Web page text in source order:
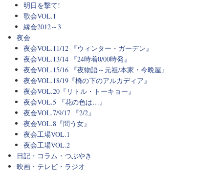
明日を撃て!
歌会VOL.1
縁会2012～3
夜会
夜会VOL.11/12 『ウィンター・ガーデン』
夜会VOL.13/14 『24時着0/00時発』
夜会VOL.15/16 『夜物語～元祖/本家・今晩屋』
夜会VOL.18/19『橋の下のアルカディア』
夜会VOL.20『リトル・トーキョー』
夜会VOL.5 『花の色は…』
夜会VOL.7/9/17 『2/2』
夜会VOL.8『問う女』
夜会工場VOL.1
夜会工場VOL.2
日記・コラム・つぶやき
映画・テレビ・ラジオ